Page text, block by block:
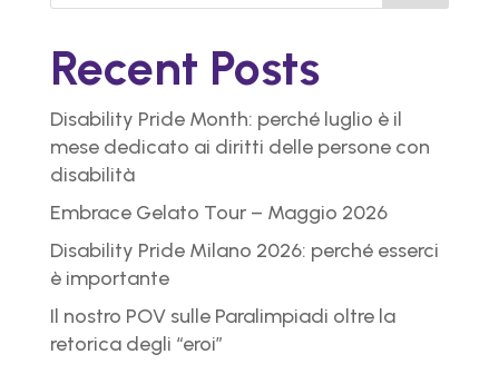
Recent Posts
Disability Pride Month: perché luglio è il
mese dedicato ai diritti delle persone con
disabilità
Embrace Gelato Tour – Maggio 2026
Disability Pride Milano 2026: perché esserci
è importante
Il nostro POV sulle Paralimpiadi oltre la
retorica degli “eroi”